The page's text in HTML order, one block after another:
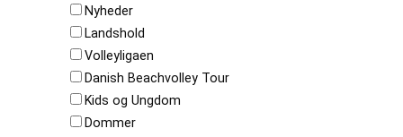
Nyheder
Landshold
Volleyligaen
Danish Beachvolley Tour
Kids og Ungdom
Dommer